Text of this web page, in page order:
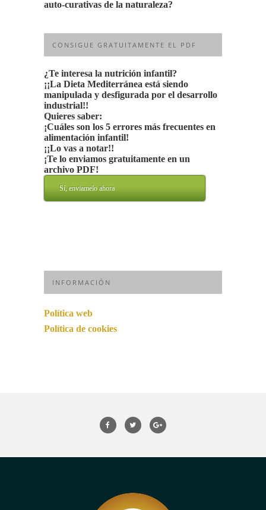
auto-curativas de la naturaleza?
CONSIGUE GRATUITAMENTE EL PDF
¿Te interesa la nutrición infantil?
¡¡La Dieta Mediterránea está siendo
manipulada y desfigurada por el desarrollo
industrial!!
Quieres saber:
¡Cuáles son los 5 errores más frecuentes en
alimentación infantil!
¡¡Lo vas a notar!!
¡Te lo enviamos gratuitamente en un
archivo PDF!
Sí, enviamelo ahora
INFORMACIÓN
Política web
Política de cookies